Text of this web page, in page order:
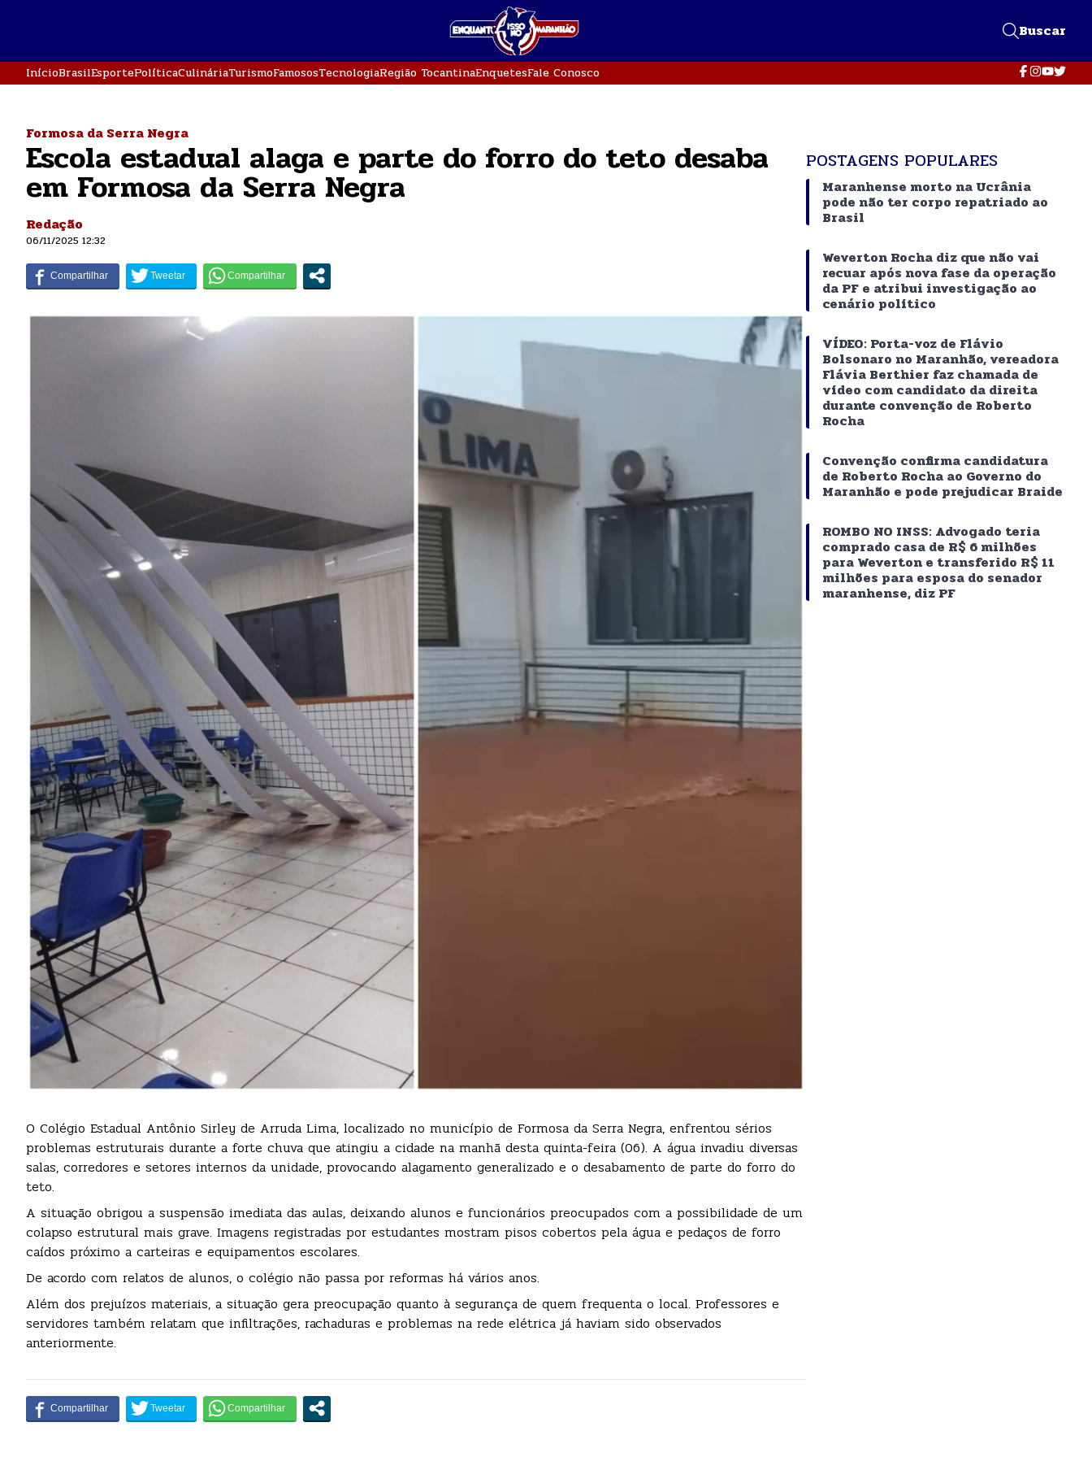
Buscar
InícioBrasilEsportePolíticaCulináriaTurismoFamososTecnologiaRegião TocantinaEnquetesFale Conosco
Formosa da Serra Negra
Escola estadual alaga e parte do forro do teto desaba
em Formosa da Serra Negra
Redação
06/11/2025 12:32
O Colégio Estadual Antônio Sirley de Arruda Lima, localizado no município de Formosa da Serra Negra, enfrentou sérios
problemas estruturais durante a forte chuva que atingiu a cidade na manhã desta quinta-feira (06). A água invadiu diversas
salas, corredores e setores internos da unidade, provocando alagamento generalizado e o desabamento de parte do forro do
teto.
A situação obrigou a suspensão imediata das aulas, deixando alunos e funcionários preocupados com a possibilidade de um
colapso estrutural mais grave. Imagens registradas por estudantes mostram pisos cobertos pela água e pedaços de forro
caídos próximo a carteiras e equipamentos escolares.
De acordo com relatos de alunos, o colégio não passa por reformas há vários anos.
Além dos prejuízos materiais, a situação gera preocupação quanto à segurança de quem frequenta o local. Professores e
servidores também relatam que infiltrações, rachaduras e problemas na rede elétrica já haviam sido observados
anteriormente.
POSTAGENS POPULARES
Maranhense morto na Ucrânia
pode não ter corpo repatriado ao
Brasil
Weverton Rocha diz que não vai
recuar após nova fase da operação
da PF e atribui investigação ao
cenário político
VÍDEO: Porta-voz de Flávio
Bolsonaro no Maranhão, vereadora
Flávia Berthier faz chamada de
vídeo com candidato da direita
durante convenção de Roberto
Rocha
Convenção confirma candidatura
de Roberto Rocha ao Governo do
Maranhão e pode prejudicar Braide
ROMBO NO INSS: Advogado teria
comprado casa de R$ 6 milhões
para Weverton e transferido R$ 11
milhões para esposa do senador
maranhense, diz PF